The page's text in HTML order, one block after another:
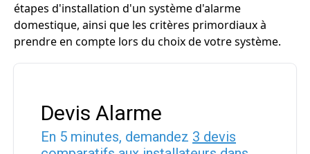
étapes d'installation d'un système d'alarme
domestique, ainsi que les critères primordiaux à
prendre en compte lors du choix de votre système.
Devis Alarme
En 5 minutes, demandez 3 devis